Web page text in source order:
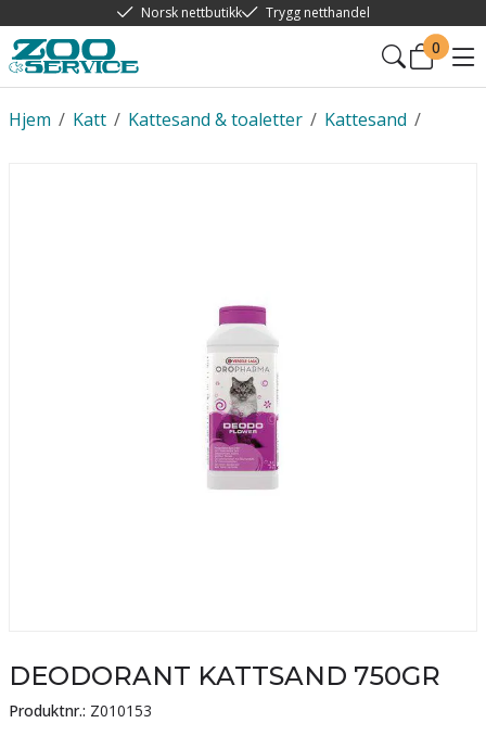
Norsk nettbutikk Trygg netthandel
0
/
Hjem /
Katt /
Kattesand & toaletter /
Kattesand
DEODORANT KATTSAND 750GR
Produktnr.: Z010153